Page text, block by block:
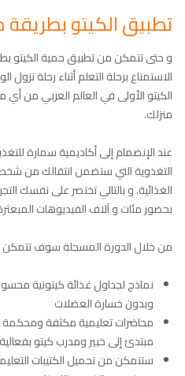
تطبيق الكيتو
و حتى تتمكن من تطبيق حمية الكيتو
الاستمتاع برحلة التعلم أثناء رحلة
الكيتو الأولى في العالم العربي من
منزلك.
عند الإنضمام إلى أكاديمية سمارة
التغذوية التي ستضمن انتقالك من
الغذائية. و بالتالي تختصر على نفسك
بحضور مئات و آلاف الفيديوهات
من خلال الدورة المسجلة سوف
نماذج لجداول غذائة كيتونية
وبدون خسارة العضلات
محاضرات تعليمية مكثفة
مبتدئ إلى خبير ومدرب كيتو بفعالية
ستتمكن من تحميل الكتيبات